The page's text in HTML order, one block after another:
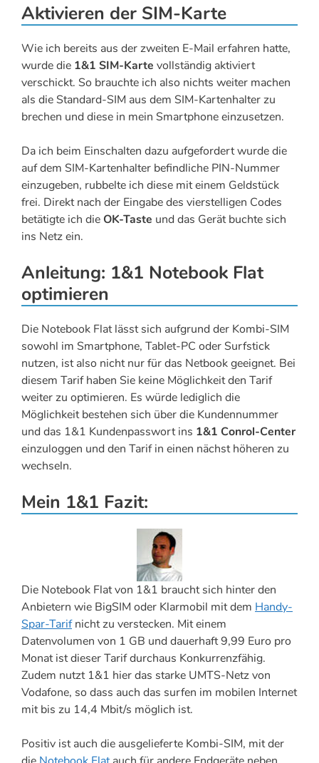
Aktivieren der SIM-Karte
Wie ich bereits aus der zweiten E-Mail erfahren hatte,
wurde die 1&1 SIM-Karte vollständig aktiviert
verschickt. So brauchte ich also nichts weiter machen
als die Standard-SIM aus dem SIM-Kartenhalter zu
brechen und diese in mein Smartphone einzusetzen.
Da ich beim Einschalten dazu aufgefordert wurde die
auf dem SIM-Kartenhalter befindliche PIN-Nummer
einzugeben, rubbelte ich diese mit einem Geldstück
frei. Direkt nach der Eingabe des vierstelligen Codes
betätigte ich die OK-Taste und das Gerät buchte sich
ins Netz ein.
Anleitung: 1&1 Notebook Flat
optimieren
Die Notebook Flat lässt sich aufgrund der Kombi-SIM
sowohl im Smartphone, Tablet-PC oder Surfstick
nutzen, ist also nicht nur für das Netbook geeignet. Bei
diesem Tarif haben Sie keine Möglichkeit den Tarif
weiter zu optimieren. Es würde lediglich die
Möglichkeit bestehen sich über die Kundennummer
und das 1&1 Kundenpasswort ins 1&1 Conrol-Center
einzuloggen und den Tarif in einen nächst höheren zu
wechseln.
Mein 1&1 Fazit:
Die Notebook Flat von 1&1 braucht sich hinter den
Anbietern wie BigSIM oder Klarmobil mit dem Handy-
Spar-Tarifnicht zu verstecken. Mit einem
Datenvolumen von 1 GB und dauerhaft 9,99 Euro pro
Monat ist dieser Tarif durchaus Konkurrenzfähig.
Zudem nutzt 1&1 hier das starke UMTS-Netz von
Vodafone, so dass auch das surfen im mobilen Internet
mit bis zu 14,4 Mbit/s möglich ist.
Positiv ist auch die ausgelieferte Kombi-SIM, mit der